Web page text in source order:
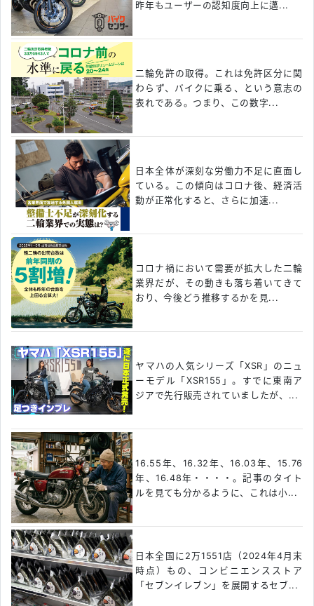
昨年もユーザーの認知度向上に邁...
二輪免許の取得。これは免許区分に関
わらず、バイクに乗る、という意志の
表れである。つまり、この数字...
日本全体が深刻な労働力不足に直面し
ている。この傾向はコロナ後、経済活
動が正常化すると、さらに加速...
コロナ禍において需要が拡大した二輪
業界だが、その動きも落ち着いてきて
おり、今後どう推移するかを見...
ヤマハの人気シリーズ「XSR」のニュ
ーモデル「XSR155」。すでに東南ア
ジアで先行販売されていましたが、...
16.55年、16.32年、16.03年、15.76
年、16.48年・・・・。記事のタイト
ルを見ても分かるように、これは小...
日本全国に2万1551店（2024年4月末
時点）もの、コンビニエンスストア
「セブンイレブン」を展開するセブ...